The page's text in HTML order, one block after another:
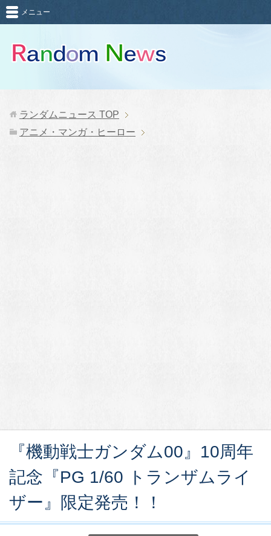
メニュー
ランダムニュース TOP
アニメ・マンガ・ヒーロー
『機動戦士ガンダム00』10周年
記念『PG 1/60 トランザムライ
ザー』限定発売！！